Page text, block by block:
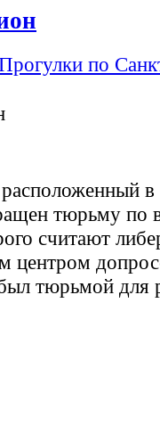
по
тюрьму по
считают
центром
тюрьмой для